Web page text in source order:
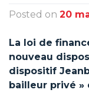
Posted on 20
La loi de
nouveau
dispositif
bailleur privé »